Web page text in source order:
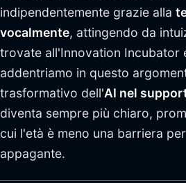
indipendentemente grazie alla
vocalmente, attingendo da
trovate all'Innovation Incubator
addentriamo in questo
trasformativo dell'AI nel
diventa sempre più chiaro,
cui l'età è meno una barriera
appagante.